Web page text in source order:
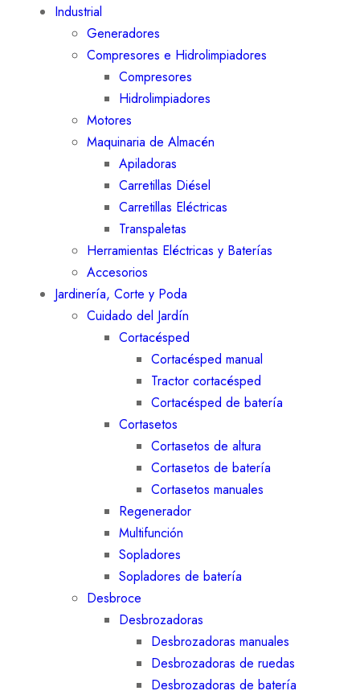
Industrial
Generadores
Compresores e Hidrolimpiadores
Compresores
Hidrolimpiadores
Motores
Maquinaria de Almacén
Apiladoras
Carretillas Diésel
Carretillas Eléctricas
Transpaletas
Herramientas Eléctricas y Baterías
Accesorios
Jardinería, Corte y Poda
Cuidado del Jardín
Cortacésped
Cortacésped manual
Tractor cortacésped
Cortacésped de batería
Cortasetos
Cortasetos de altura
Cortasetos de batería
Cortasetos manuales
Regenerador
Multifunción
Sopladores
Sopladores de batería
Desbroce
Desbrozadoras
Desbrozadoras manuales
Desbrozadoras de ruedas
Desbrozadoras de batería